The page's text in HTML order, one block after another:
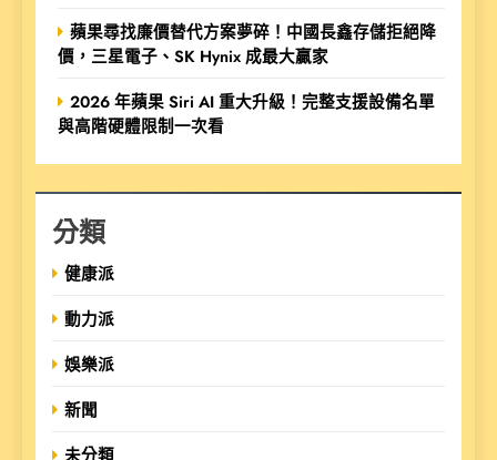
蘋果尋找廉價替代方案夢碎！中國長鑫存儲拒絕降
價，三星電子、SK Hynix 成最大贏家
2026 年蘋果 Siri AI 重大升級！完整支援設備名單
與高階硬體限制一次看
分類
健康派
動力派
娛樂派
新聞